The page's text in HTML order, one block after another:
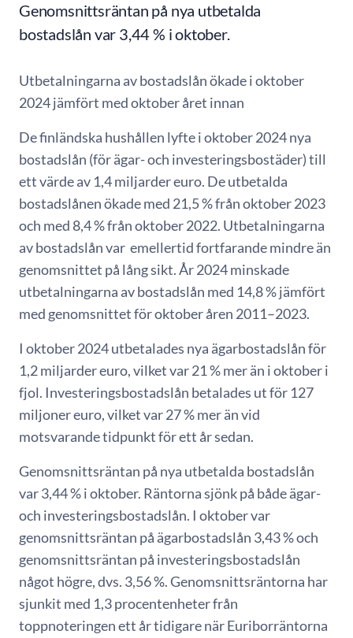
Genomsnittsräntan på nya utbetalda
bostadslån var 3,44 % i oktober.
Utbetalningarna av bostadslån ökade i oktober
2024 jämfört med oktober året innan
De finländska hushållen lyfte i oktober 2024 nya
bostadslån (för ägar- och investeringsbostäder) till
ett värde av 1,4 miljarder euro. De utbetalda
bostadslånen ökade med 21,5 % från oktober 2023
och med 8,4 % från oktober 2022. Utbetalningarna
av bostadslån var emellertid fortfarande mindre än
genomsnittet på lång sikt. År 2024 minskade
utbetalningarna av bostadslån med 14,8 % jämfört
med genomsnittet för oktober åren 2011–2023.
I oktober 2024 utbetalades nya ägarbostadslån för
1,2 miljarder euro, vilket var 21 % mer än i oktober i
fjol. Investeringsbostadslån betalades ut för 127
miljoner euro, vilket var 27 % mer än vid
motsvarande tidpunkt för ett år sedan.
Genomsnittsräntan på nya utbetalda bostadslån
var 3,44 % i oktober. Räntorna sjönk på både ägar-
och investeringsbostadslån. I oktober var
genomsnittsräntan på ägarbostadslån 3,43 % och
genomsnittsräntan på investeringsbostadslån
något högre, dvs. 3,56 %. Genomsnittsräntorna har
sjunkit med 1,3 procentenheter från
toppnoteringen ett år tidigare när Euriborräntorna